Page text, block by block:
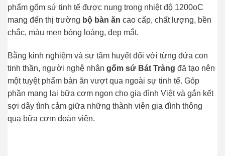
phẩm gốm sứ tinh tế được nung trong nhiệt độ 1200oC
mang đến thị trường bộ bàn ăn cao cấp, chất lượng, bền
chắc, màu men bóng loáng, đẹp mắt.
Bằng kinh nghiệm và sự tâm huyết đối với từng đứa con
tinh thần, người nghệ nhân gốm sứ Bát Tràng đã tạo nên
một tuyệt phẩm bàn ăn vượt qua ngoài sự tinh tế. Góp
phần mang lại bữa cơm ngon cho gia đình Việt và gắn kết
sợi dây tình cảm giữa những thành viên gia đình thông
qua bữa cơm đoàn viên.